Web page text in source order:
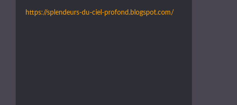
https://splendeurs-du-ciel-profond.blogspot.com/